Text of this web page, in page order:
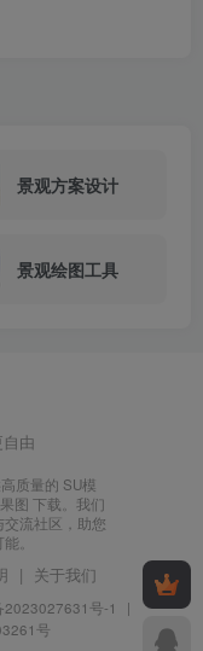
景观方案设计
景观绘图工具
由
质量的 SU模
图 下载。我们
流社区，助您
。
| 关于我们
2023027631号-1
|
号